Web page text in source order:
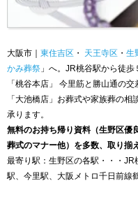
大阪市｜ 東住吉区 ・ 天王寺区 ・ 生
かみ葬祭 」へ。JR桃谷駅から徒
「桃谷本店」 今里筋と勝山通の
「大池橋店」お葬式や家族葬の
承ります。
無料のお持ち帰り資料（生野区優
葬式のマナー他）を多数、取り揃
最寄り駅：生野区の各駅・・・
駅、今里駅、大阪メトロ千日前線